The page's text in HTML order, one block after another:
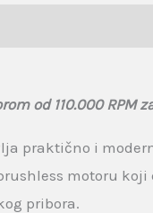
od 110.000
praktično i
motoru
pribora.